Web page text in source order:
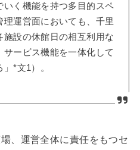
く機能を持つ多目的スペ
運営面においても、千里
設の休館日の相互利用な
ービス機能を一体化して
*文1）。
、運営全体に責任をもつセ